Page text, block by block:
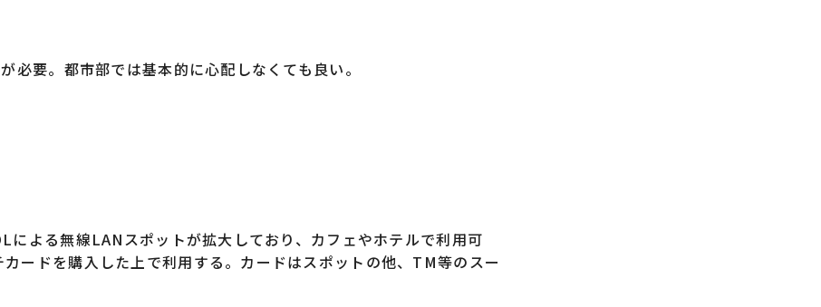
要。都市部では基本的に心配しなくても良い。
よる無線LANスポットが拡大しており、カフェやホテルで利用可
ードを購入した上で利用する。カードはスポットの他、TM等のスー